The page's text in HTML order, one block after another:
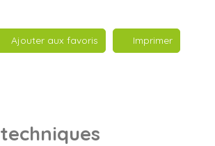
Ajouter aux favoris Imprimer
techniques